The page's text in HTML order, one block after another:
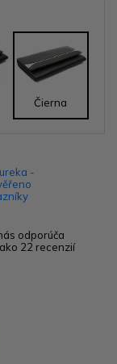
Čierna
odporúča
22 recenzií